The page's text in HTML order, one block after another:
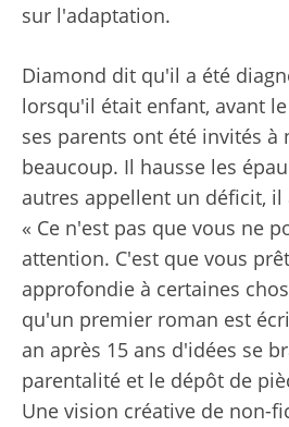
sur l'adaptation.
Diamond dit qu'il a été
lorsqu'il était enfant, avant le
ses parents ont été invités à
beaucoup. Il hausse les
autres appellent un déficit,
« Ce n'est pas que vous ne
attention. C'est que vous
approfondie à certaines
qu'un premier roman est
an après 15 ans d'idées se
parentalité et le dépôt de
Une vision créative de non-